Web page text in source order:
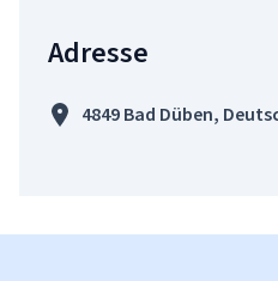
Adresse
4849 Bad Düben,